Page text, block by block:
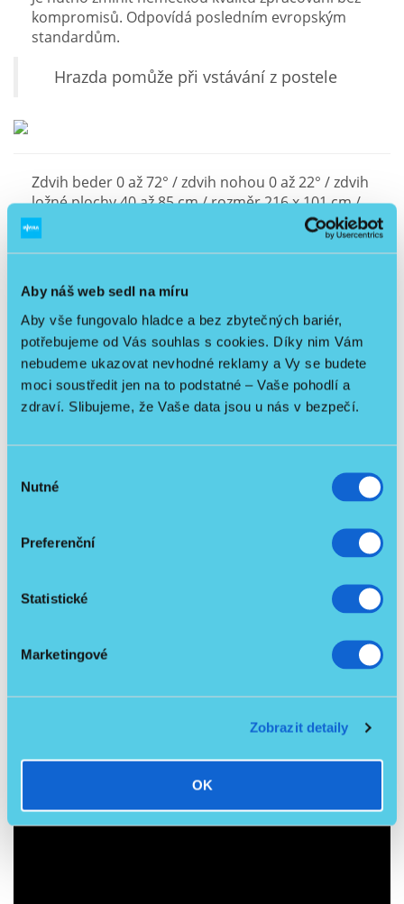
Aby náš web sedl na míru
Aby vše fungovalo hladce a bez zbytečných bariér,
potřebujeme od Vás souhlas s cookies. Díky nim Vám
nebudeme ukazovat nevhodné reklamy a Vy se budete
moci soustředit jen na to podstatné – Vaše pohodlí a
zdraví. Slibujeme, že Vaše data jsou u nás v bezpečí.
souhlasu
Nutné
Preferenční
Statistické
Marketingové
Zobrazit detaily
OK
kompromisů. Odpovídá posledním evropským
standardům.
Hrazda pomůže při vstávání z postele
Zdvih beder 0 až 72° / zdvih nohou 0 až 22° / zdvih
ložné plochy 40 až 85 cm / rozměr 216 x 101 cm /
ložná plocha 200 x 90 cm / nosnost lůžka 165 kg /
hmotnost 93 kg
hmotnost 4,8 kg / rozměry hrazdy 76 x 66 cm x 46 cm
Jak smontovat postel: